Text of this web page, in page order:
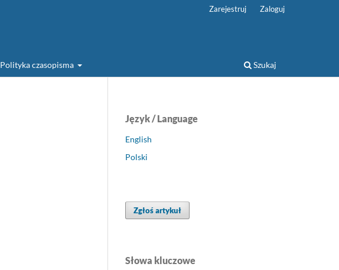
Polityka czasopisma Szukaj
Zarejestruj Zaloguj
Język / Language
English
Polski
Zgłoś artykuł
Słowa kluczowe